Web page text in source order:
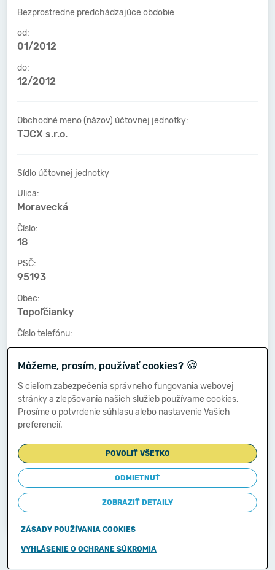
Bezprostredne predchádzajúce obdobie
od:
01/2012
do:
12/2012
Obchodné meno (názov) účtovnej jednotky:
TJCX s.r.o.
Sídlo účtovnej jednotky
Ulica:
Moravecká
Číslo:
18
PSČ:
95193
Obec:
Topoľčianky
Číslo telefónu:
-
Číslo faxu:
-
E-mailová adresa:
-
Zostavená dňa:
25.03.2014
Schválená dňa:
-
Môžeme, prosím, používať cookies? 🍪
S cieľom zabezpečenia správneho fungovania webovej
stránky a zlepšovania našich služieb používame cookies.
Prosíme o potvrdenie súhlasu alebo nastavenie Vašich
preferencií.
POVOLIŤ VŠETKO
ODMIETNUŤ
ZOBRAZIŤ DETAILY
ZÁSADY POUŽÍVANIA COOKIES
VYHLÁSENIE O OCHRANE SÚKROMIA
Copyright © 2011-2026